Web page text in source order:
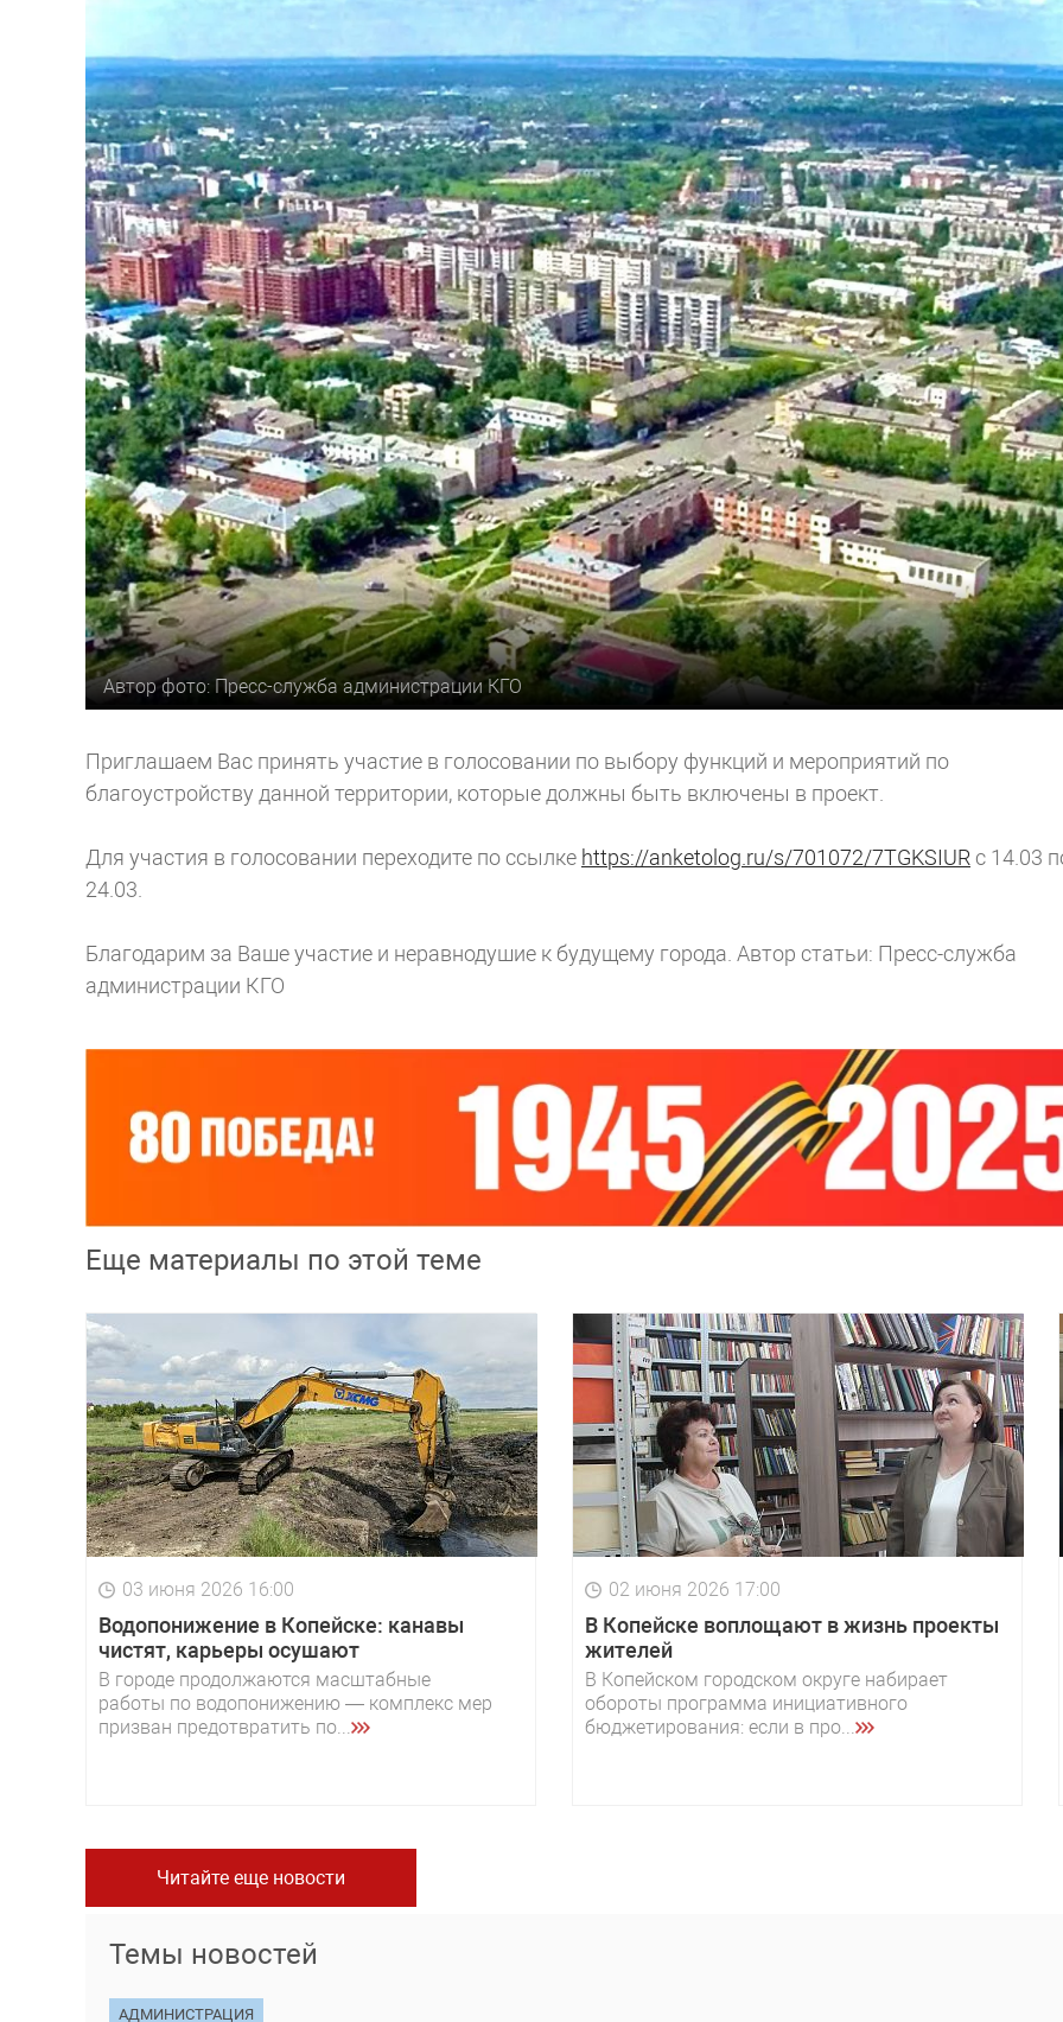
Автор фото: Пресс-служба администрации КГО
Приглашаем Вас принять участие в голосовании по выбору функций и мероприятий по
благоустройству данной территории, которые должны быть включены в проект.
Для участия в голосовании переходите по ссылке https://anketolog.ru/s/701072/7TGKSIUR с 14.03
24.03.
Благодарим за Ваше участие и неравнодушие к будущему города. Автор статьи: Пресс-служба
администрации КГО
Еще материалы по этой теме
03 июня 2026 16:00
Водопонижение в Копейске: канавы
чистят, карьеры осушают
В городе продолжаются масштабные
работы по водопонижению — комплекс мер
призван предотвратить по...
02 июня 2026 17:00
В Копейске воплощают в жизнь проекты
жителей
В Копейском городском округе набирает
обороты программа инициативного
бюджетирования: если в про...
Читайте еще новости
Темы новостей
АДМИНИСТРАЦИЯ